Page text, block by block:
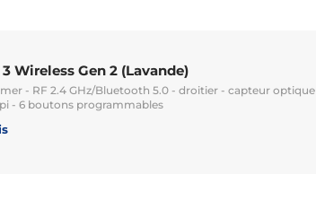
Wireless Gen 2 (Lavande)
- RF 2.4 GHz/Bluetooth 5.0 - droitier - capteur optique
- 6 boutons programmables